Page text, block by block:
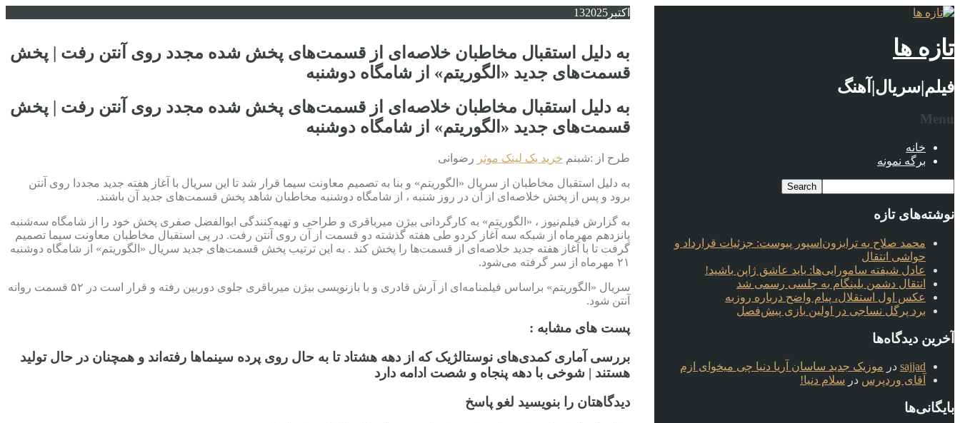
اکتبر 132025
به دلیل استقبال مخاطبان خلاصه‌ای از قسمت‌های پخش شده مجدد روی آنتن رفت | پخش
قسمت‌های جدید «الگوریتم» از شامگاه دوشنبه
به دلیل استقبال مخاطبان خلاصه‌ای از قسمت‌های پخش شده مجدد روی آنتن رفت | پخش
قسمت‌های جدید «الگوریتم» از شامگاه دوشنبه
طرح از :شبنم خرید بک لینک موثر رضوانی
به دلیل استقبال مخاطبان از سریال «الگوریتم» و بنا به تصمیم معاونت سیما قرار شد تا این سریال با آغاز هفته جدید مجددا روی آنتن
برود و پس از پخش خلاصه‌ای از آن در روز شنبه ، از شامگاه دوشنبه مخاطبان شاهد پخش قسمت‌های جدید آن باشند.
به گزارش فیلم‌نیوز ، «الگوریتم» به کارگردانی بیژن میرباقری و طراحی و تهیه‌کنندگی ابوالفضل صفری پخش خود را از شامگاه سه‌شنبه
پانزدهم مهر‌ماه از شبکه سه آغاز کردو طی هفته گذشته دو قسمت از آن روی آنتن رفت. در پی استقبال مخاطبان معاونت سیما تصمیم
گرفت تا با آغاز هفته جدید خلاصه‌ای از قسمت‌ها را پخش کند . به این ترتیب پخش قسمت‌های جدید سریال «الگوریتم» از شامگاه دوشنبه
۲۱ مهرماه از سر گرفته می‌شود.
سریال «الگوریتم» براساس فیلمنامه‌ای از آرش قادری و با بازنویسی بیژن میرباقری جلوی دوربین رفته و قرار است در ۵۲ قسمت روانه
آنتن شود.
پست های مشابه :
بررسی آماری کمدی‌های نوستالژیک که از دهه هشتاد تا به حال روی پرده سینماها رفته‌اند و همچنان در حال تولید
هستند | شوخی‌ با دهه پنجاه و شصت ادامه دارد
دیدگاهتان را بنویسید لغو پاسخ
تازه ها
فیلم|سریال|آهنگ
Menu
خانه
برگه نمونه
نوشته‌های تازه
محمد صلاح به ترابزون‌اسپور پیوست: جزئیات قرارداد و
حواشی انتقال
عادل شیفته سامورایی‌ها: باید عاشق ژاپن باشید!
انتقال دشمن بلینگام به چلسی رسمی شد
عکس اول استقلال، پیام واضح درباره روزبه
برد پرگل نساجی در اولین بازی پیش‌فصل
آخرین دیدگاه‌ها
sajjad در موزیک جدید ساسان آریا دنیا چی میخوای ازم
آقای وردپرس در سلام دنیا!
بایگانی‌ها